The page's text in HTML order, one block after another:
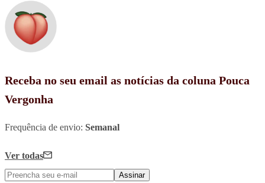
Receba no seu email as notícias da coluna Pouca
Vergonha
Frequência de envio: Semanal
Ver todas
Assinar